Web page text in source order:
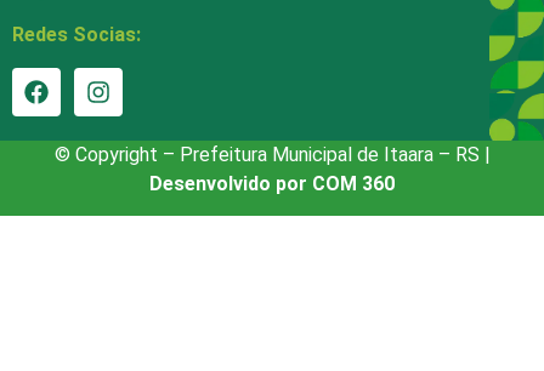
Redes Socias:
© Copyright – Prefeitura Municipal de Itaara – RS |
Desenvolvido por COM 360